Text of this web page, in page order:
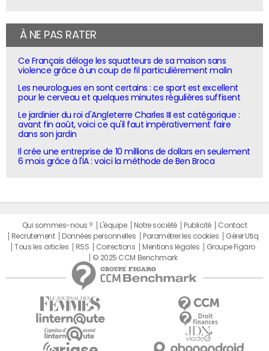
À NE PAS RATER
Ce Français déloge les squatteurs de sa maison sans
violence grâce à un coup de fil particulièrement malin
Les neurologues en sont certains : ce sport est excellent
pour le cerveau et quelques minutes régulières suffisent
Le jardinier du roi d'Angleterre Charles III est catégorique :
avant fin août, voici ce qu'il faut impérativement faire
dans son jardin
Il crée une entreprise de 10 millions de dollars en seulement
6 mois grâce à l'IA : voici la méthode de Ben Broca
Qui sommes-nous ? L'équipe Notre société Publicité
Contact
Recrutement
Données personnelles Paramétrer les cookies
Gérer Utiq
Tous les articles
RSS Corrections Mentions légales
Groupe Figaro
© 2025 CCM Benchmark